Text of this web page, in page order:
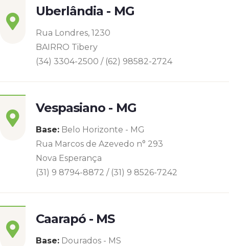
Uberlândia - MG
Rua Londres, 1230
BAIRRO Tibery
(34) 3304-2500 / (62) 98582-2724
Vespasiano - MG
Base: Belo Horizonte - MG
Rua Marcos de Azevedo n° 293
Nova Esperança
(31) 9 8794-8872 / (31) 9 8526-7242
Caarapó - MS
Base: Dourados - MS